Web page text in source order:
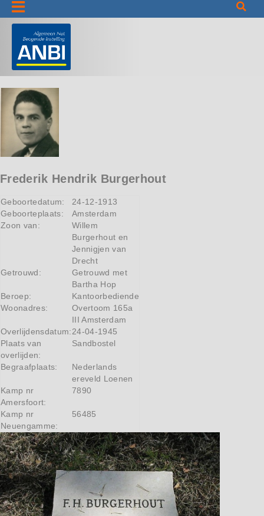
Informatie
Frederik Hendrik Burgerhout
Geboortedatum:
24-12-1913
Geboorteplaats:
Amsterdam
Zoon van:
Willem
Burgerhout en
Jennigjen van
Drecht
Getrouwd:
Getrouwd met
Bartha Hop
Beroep:
Kantoorbediende
Woonadres:
Overtoom 165a
III Amsterdam
Overlijdensdatum:24-04-1945
Plaats van
overlijden:
Sandbostel
Begraafplaats:
Nederlands
ereveld Loenen
Kamp nr
Amersfoort:
7890
Kamp nr
Neuengamme:
56485